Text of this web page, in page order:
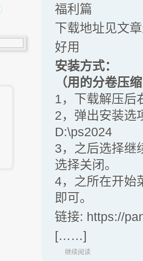
福利篇
下载地址见文
好用
安装方式：
（用的分卷压
1，下载解压后
2，弹出安装选
D:\ps2024
3，之后选择继
选择关闭。
4，之所在开始
即可。
链接: https://
[……]
继续阅读